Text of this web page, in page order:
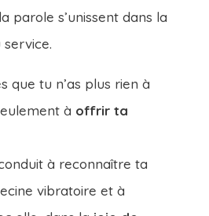
parole s’unissent dans la
que tu n’as plus rien à
à offrir ta
à reconnaître ta
vibratoire et à